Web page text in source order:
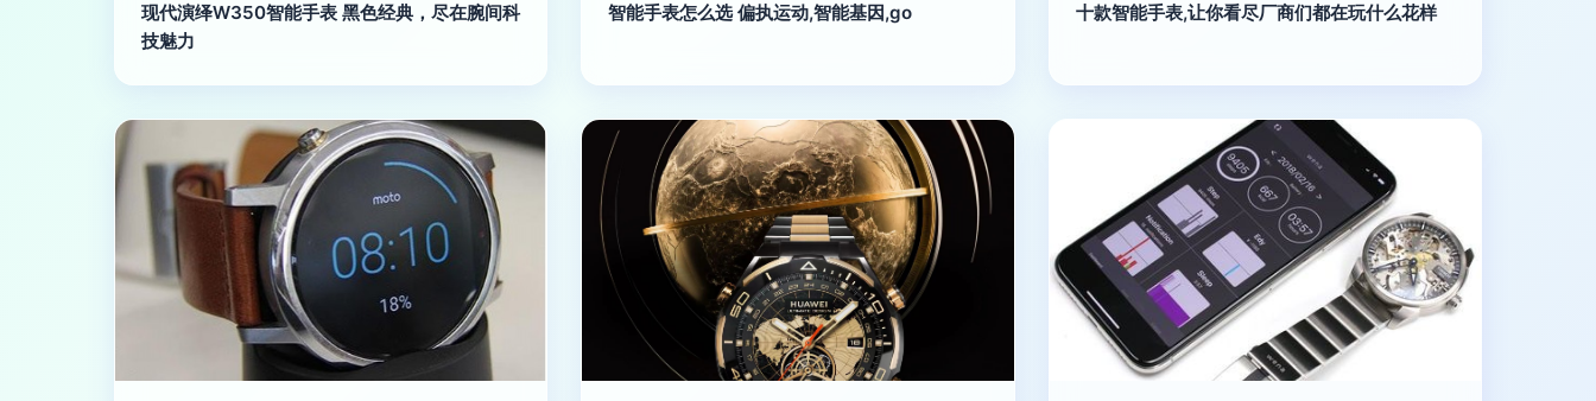
现代演绎W350智能手表 黑色经典，尽在腕间科
技魅力
智能手表怎么选 偏执运动,智能基因,go 十款智能手表,让你看尽厂商们都在玩什么花样